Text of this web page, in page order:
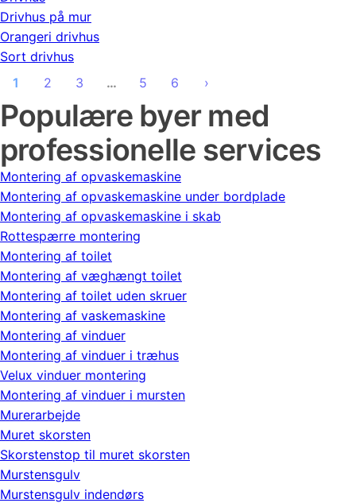
Drivhus på mur
Orangeri drivhus
Sort drivhus
1
2 3 … 5 6 ›
Populære byer med
professionelle services
Montering af opvaskemaskine
Montering af opvaskemaskine under bordplade
Montering af opvaskemaskine i skab
Rottespærre montering
Montering af toilet
Montering af væghængt toilet
Montering af toilet uden skruer
Montering af vaskemaskine
Montering af vinduer
Montering af vinduer i træhus
Velux vinduer montering
Montering af vinduer i mursten
Murerarbejde
Muret skorsten
Skorstenstop til muret skorsten
Murstensgulv
Murstensgulv indendørs